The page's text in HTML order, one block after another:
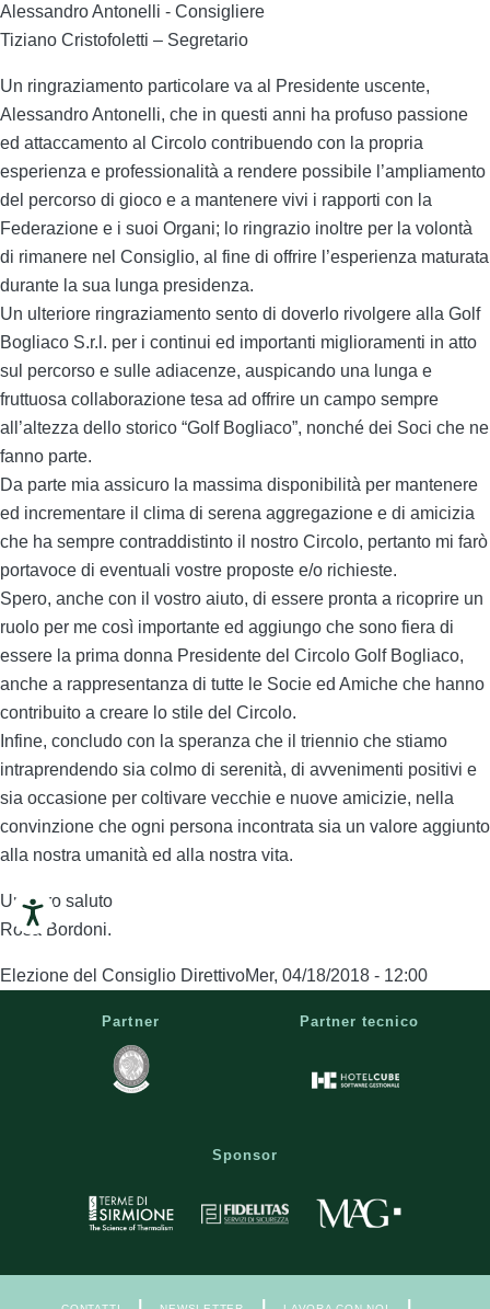
Alessandro Antonelli - Consigliere
Tiziano Cristofoletti – Segretario
Un ringraziamento particolare va al Presidente uscente,
Alessandro Antonelli, che in questi anni ha profuso passione
ed attaccamento al Circolo contribuendo con la propria
esperienza e professionalità a rendere possibile l’ampliamento
del percorso di gioco e a mantenere vivi i rapporti con la
Federazione e i suoi Organi; lo ringrazio inoltre per la volontà
di rimanere nel Consiglio, al fine di offrire l’esperienza maturata
durante la sua lunga presidenza.
Un ulteriore ringraziamento sento di doverlo rivolgere alla Golf
Bogliaco S.r.l. per i continui ed importanti miglioramenti in atto
sul percorso e sulle adiacenze, auspicando una lunga e
fruttuosa collaborazione tesa ad offrire un campo sempre
all’altezza dello storico “Golf Bogliaco”, nonché dei Soci che ne
fanno parte.
Da parte mia assicuro la massima disponibilità per mantenere
ed incrementare il clima di serena aggregazione e di amicizia
che ha sempre contraddistinto il nostro Circolo, pertanto mi farò
portavoce di eventuali vostre proposte e/o richieste.
Spero, anche con il vostro aiuto, di essere pronta a ricoprire un
ruolo per me così importante ed aggiungo che sono fiera di
essere la prima donna Presidente del Circolo Golf Bogliaco,
anche a rappresentanza di tutte le Socie ed Amiche che hanno
contribuito a creare lo stile del Circolo.
Infine, concludo con la speranza che il triennio che stiamo
intraprendendo sia colmo di serenità, di avvenimenti positivi e
sia occasione per coltivare vecchie e nuove amicizie, nella
convinzione che ogni persona incontrata sia un valore aggiunto
alla nostra umanità ed alla nostra vita.
Un caro saluto
Rosa Bordoni.
Elezione del Consiglio DirettivoMer, 04/18/2018 - 12:00
Partner Partner tecnico
Sponsor